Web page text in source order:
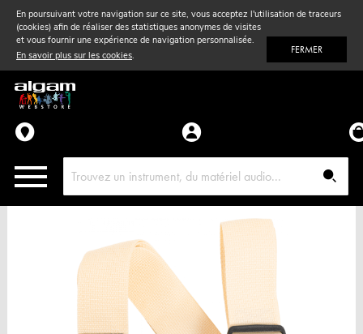
En poursuivant votre navigation sur ce site, vous acceptez l'utilisation de traceurs
(cookies) afin de réaliser des statistiques anonymes de visites
et vous fournir une expérience de navigation personnalisée.
En savoir plus sur les cookies. FERMER
Vent& Violon
Accessoires
Pièces détachées